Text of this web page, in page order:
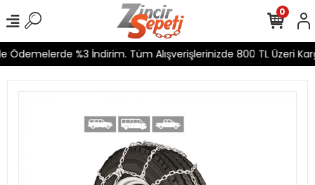
Ödemelerde %3 İndirim. Tüm Alışverişlerinizde 800 TL Üzeri
0